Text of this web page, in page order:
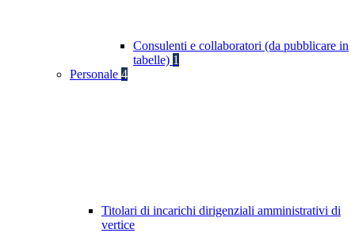
Consulenti e collaboratori (da pubblicare in
tabelle) 1
Personale 4
Titolari di incarichi dirigenziali amministrativi di
vertice